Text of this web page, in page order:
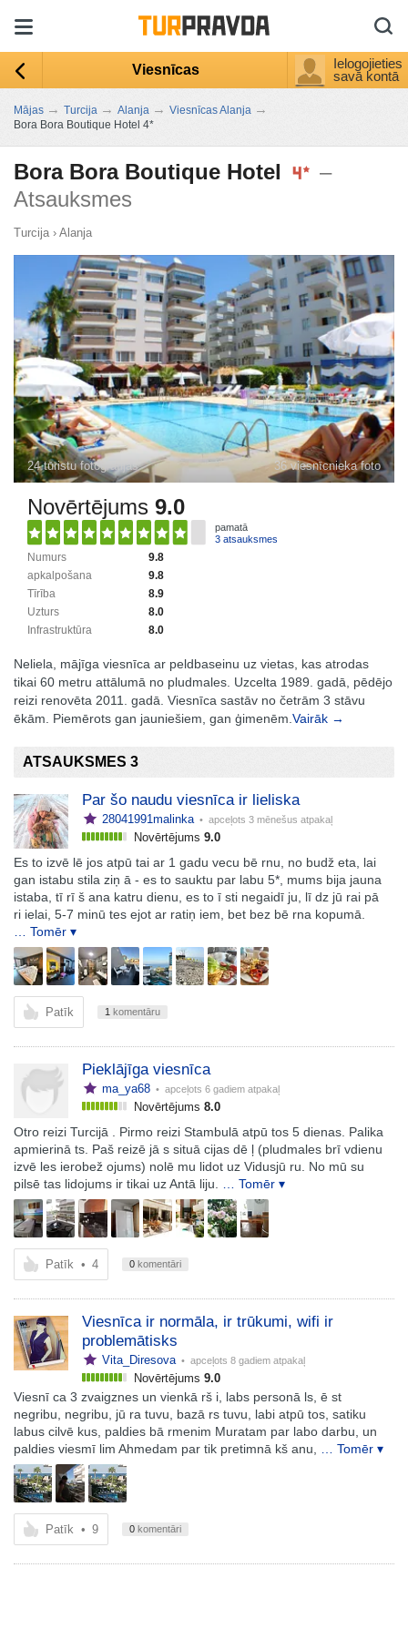
Viesnīcas
Ielogojieties
savā kontā
Mājas → Turcija → Alanja → Viesnīcas Alanja →
Bora Bora Boutique Hotel 4*
Bora Bora Boutique Hotel
–
Atsauksmes
Turcija › Alanja
24 tūristu fotogrāfijas 36 viesnīcnieka foto
Novērtējums 9.0
pamatā
3 atsauksmes
9.8
Numurs
9.8
apkalpošana
8.9
Tīrība
8.0
Uzturs
8.0
Infrastruktūra
Neliela, mājīga viesnīca ar peldbaseinu uz vietas, kas atrodas
tikai 60 metru attālumā no pludmales. Uzcelta 1989. gadā, pēdējo
reizi renovēta 2011. gadā. Viesnīca sastāv no četrām 3 stāvu
ēkām. Piemērots gan jauniešiem, gan ģimenēm. Vairāk →
ATSAUKSMES 3
Par šo naudu viesnīca ir lieliska
28041991malinka • apceļots 3 mēnešus atpakaļ
Novērtējums 9.0
Es to izvē lē jos atpū tai ar 1 gadu vecu bē rnu, no budž eta, lai
gan istabu stila ziņ ā - es to sauktu par labu 5*, mums bija jauna
istaba, tī rī š ana katru dienu, es to ī sti negaidī ju, lī dz jū rai pā
ri ielai, 5-7 minū tes ejot ar ratiņ iem, bet bez bē rna kopumā.
… Tomēr ▾
Patīk 1 komentāru
Pieklājīga viesnīca
ma_ya68 • apceļots 6 gadiem atpakaļ
Novērtējums 8.0
Otro reizi Turcijā . Pirmo reizi Stambulā atpū tos 5 dienas. Palika
apmierinā ts. Paš reizē jā s situā cijas dē ļ (pludmales brī vdienu
izvē les ierobež ojums) nolē mu lidot uz Vidusjū ru. No mū su
pilsē tas lidojums ir tikai uz Antā liju.
… Tomēr ▾
Patīk • 4 0 komentāri
Viesnīca ir normāla, ir trūkumi, wifi ir
problemātisks
Vita_Diresova • apceļots 8 gadiem atpakaļ
Novērtējums 9.0
Viesnī ca 3 zvaigznes un vienkā rš i, labs personā ls, ē st
negribu, negribu, jū ra tuvu, bazā rs tuvu, labi atpū tos, satiku
labus cilvē kus, paldies bā rmenim Muratam par labo darbu, un
paldies viesmī lim Ahmedam par tik pretimnā kš anu,
… Tomēr ▾
Patīk • 9 0 komentāri